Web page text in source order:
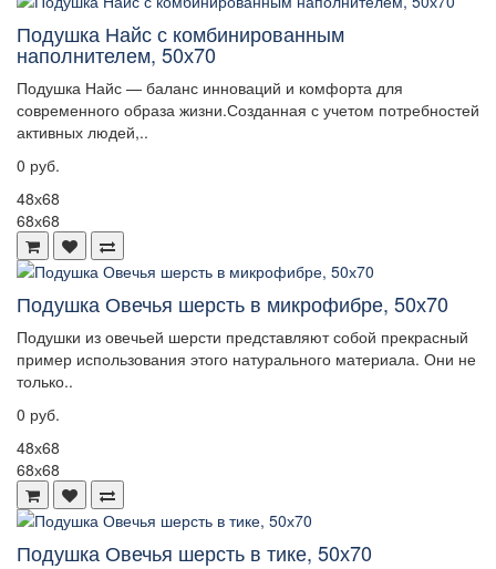
Подушка Найс с комбинированным
наполнителем, 50х70
Подушка Найс — баланс инноваций и комфорта для
современного образа жизни.Созданная с учетом потребностей
активных людей,..
0 руб.
48х68
68х68
Подушка Овечья шерсть в микрофибре, 50х70
Подушки из овечьей шерсти представляют собой прекрасный
пример использования этого натурального материала. Они не
только..
0 руб.
48х68
68х68
Подушка Овечья шерсть в тике, 50х70